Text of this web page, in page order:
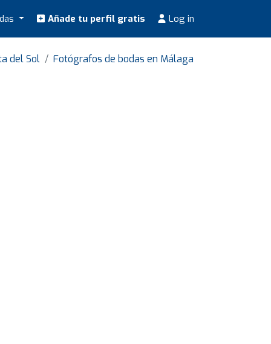
Añade tu perfil gratis Log in
del Sol Fotógrafos de bodas en Málaga